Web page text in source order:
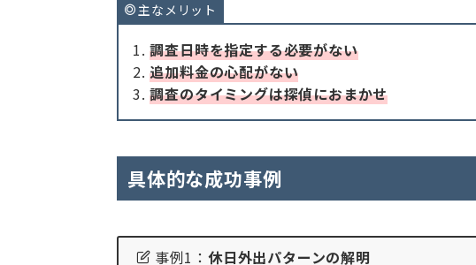
主なメリット
調査日時を指定する必要がない
追加料金の心配がない
調査のタイミングは探偵におまかせ
具体的な成功事例
事例1：休日外出パターンの解明